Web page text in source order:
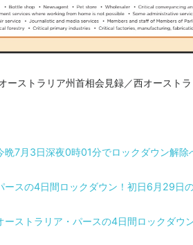
ストラリア州首相会見録／西オースト
7月3日深夜0時01分でロックダウン解除
スの4日間ロックダウン！初日6月29日
ストラリア・パースの4日間ロックダウ